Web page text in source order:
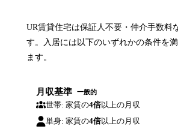
UR賃貸住宅は保証人不要・仲介手数料
す。入居には以下のいずれかの条件を
ます。
月収基準 一般的
世帯: 家賃の4倍以上の月収
単身: 家賃の4倍以上の月収